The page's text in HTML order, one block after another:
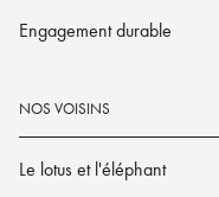
Engagement durable
NOS VOISINS
Le lotus et l'éléphant